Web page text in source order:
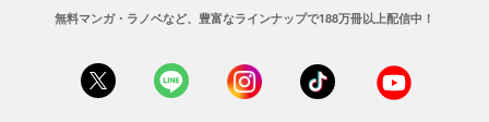
無料マンガ・ラノベなど、豊富なラインナップで188万冊以上配信中！